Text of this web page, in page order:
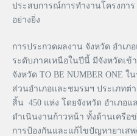
ประสบการณ์การทำงานโครงการ
อย่างยิ่ง
การประกวดผลงาน จังหวัด อำเภ
ระดับภาคเหนือในปีนี้ มีจังหวัดเข้
จังหวัด TO BE NUMBER ONE
ส่วนอำเภอและชมรมฯ ประเภทต่
สิ้น 450 แห่ง โดยจังหวัด อำเภอ
ดำเนินงานก้าวหน้า ทั้งด้านเครือ
การป้องกันและแก้ไขปัญหายาเส